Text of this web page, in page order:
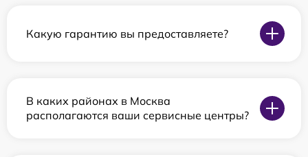
Какую гарантию вы предоставляете?
В каких районах в Москва
располагаются ваши сервисные центры?